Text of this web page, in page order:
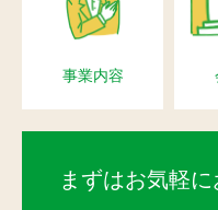
事業内容
まずはお気軽